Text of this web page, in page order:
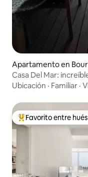
Apartamento en
Casa Del Mar:
Ubicación · Familiar ·
Favorito entre
Favorito entre